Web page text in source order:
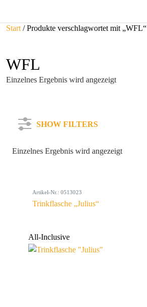
Start / Produkte verschlagwortet mit „WFL“
WFL
Einzelnes Ergebnis wird angezeigt
SHOW FILTERS
Farbe
Einzelnes Ergebnis wird angezeigt
Artikel-Nr.: 0513023
Trinkflasche „Julius“
All-Inclusive